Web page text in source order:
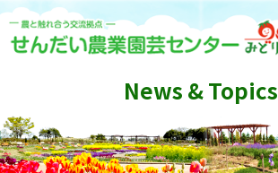
News & Topics